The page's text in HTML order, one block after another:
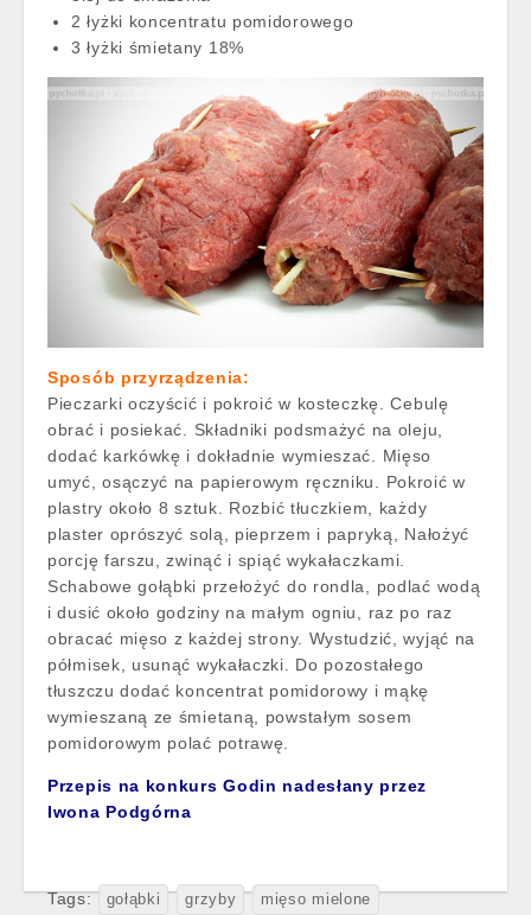
2 łyżki koncentratu pomidorowego
3 łyżki śmietany 18%
Sposób przyrządzenia:
Pieczarki oczyścić i pokroić w kosteczkę. Cebulę
obrać i posiekać. Składniki podsmażyć na oleju,
dodać karkówkę i dokładnie wymieszać. Mięso
umyć, osączyć na papierowym ręczniku. Pokroić w
plastry około 8 sztuk. Rozbić tłuczkiem, każdy
plaster oprószyć solą, pieprzem i papryką, Nałożyć
porcję farszu, zwinąć i spiąć wykałaczkami.
Schabowe gołąbki przełożyć do rondla, podlać wodą
i dusić około godziny na małym ogniu, raz po raz
obracać mięso z każdej strony. Wystudzić, wyjąć na
półmisek, usunąć wykałaczki. Do pozostałego
tłuszczu dodać koncentrat pomidorowy i mąkę
wymieszaną ze śmietaną, powstałym sosem
pomidorowym polać potrawę.
Przepis na konkurs Godin nadesłany przez
Iwona Podgórna
Tags: gołąbki grzyby mięso mielone